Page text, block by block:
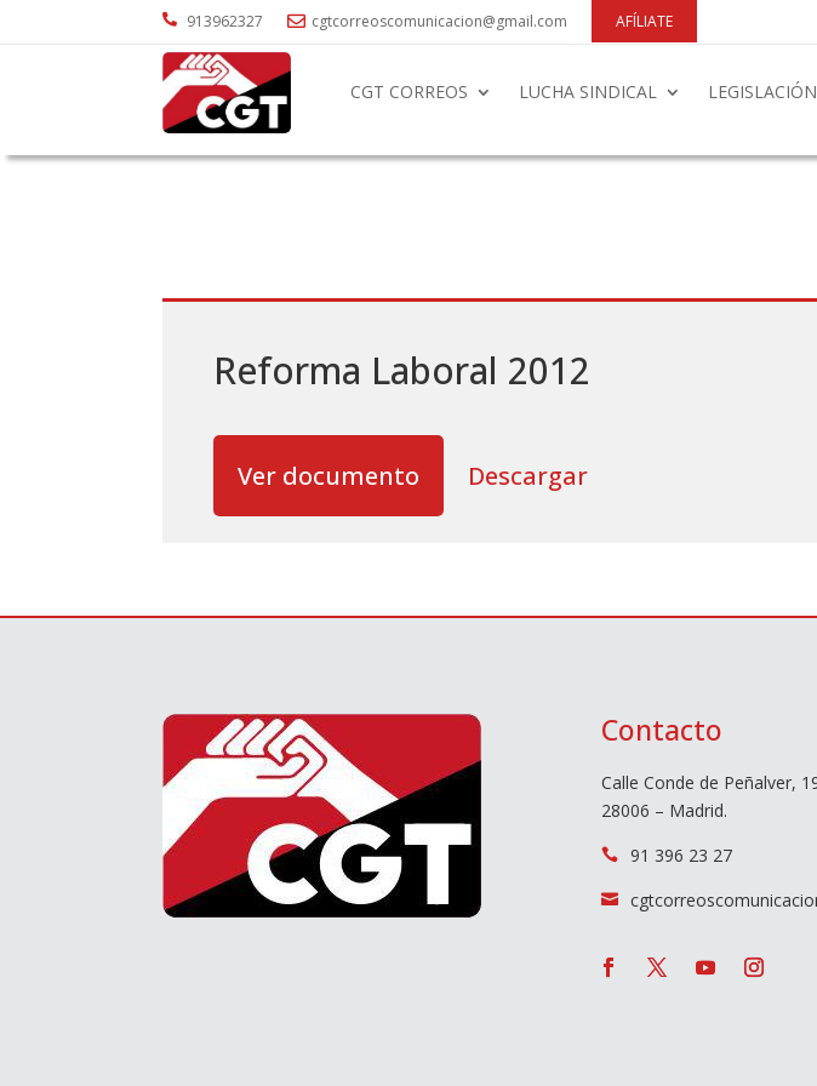
 913962327  cgtcorreoscomunicacion@gmail.com AFÍLIATE
CGT CORREOS LUCHA SINDICAL
Reforma Laboral 2012
Ver documento Descargar
Contacto
Calle Conde de Peñalver,
28006 – Madrid.
 91 396 23 27
